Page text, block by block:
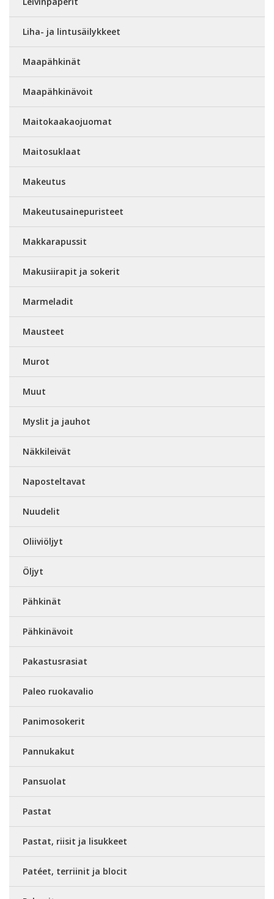
Liha- ja lintusäilykkeet
Maapähkinät
Maapähkinävoit
Maitokaakaojuomat
Maitosuklaat
Makeutus
Makeutusainepuristeet
Makkarapussit
Makusiirapit ja sokerit
Marmeladit
Mausteet
Murot
Muut
Myslit ja jauhot
Näkkileivät
Naposteltavat
Nuudelit
Oliiviöljyt
Öljyt
Pähkinät
Pähkinävoit
Pakastusrasiat
Paleo ruokavalio
Panimosokerit
Pannukakut
Pansuolat
Pastat
Pastat, riisit ja lisukkeet
Patéet, terriinit ja blocit